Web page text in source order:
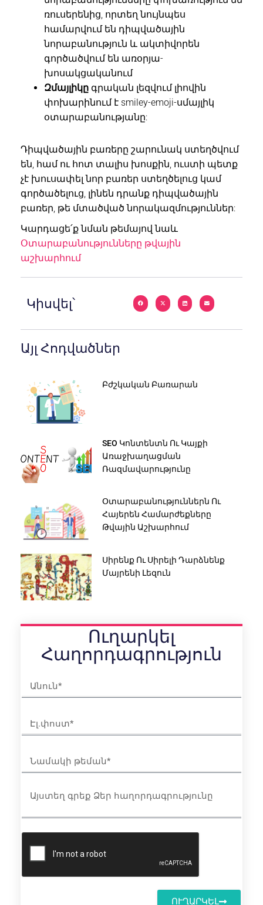
ռուսերենից, որտեղ նույնպես
համարվում են դիպվածային
նորաբանություն և ակտիվորեն
գործածվում են առօրյա-
խոսակցականում
Զմայլիկը գրական լեզվում լիովին
փոխարինում է smiley-emoji-սմայլիկ
օտարաբանությանը:
Դիպվածային բառերը շարունակ ստեղծվում
են, համ ու հոտ տալիս խոսքին, ուստի պետք
չէ խուսափել նոր բառեր ստեղծելուց կամ
գործածելուց, լինեն դրանք դիպվածային
բառեր, թե մտածված նորակազմություններ:
Կարդացե՛ք նման թեմայով նաև
Օտարաբանությունները թվային
աշխարհում
Կիսվել՝
Այլ Հոդվածներ
Բժշկական Բառարան
SEO Կոնտենտն Ու Կայքի
Առաջխաղացման
Ռազմավարությունը
Օտարաբանություններն Ու
Հայերեն Համարժեքները
Թվային Աշխարհում
Սիրենք Ու Սիրելի Դարձնենք
Մայրենի Լեզուն
Ուղարկել
Հաղորդագրություն
ՈՒՂԱՐԿԵԼ